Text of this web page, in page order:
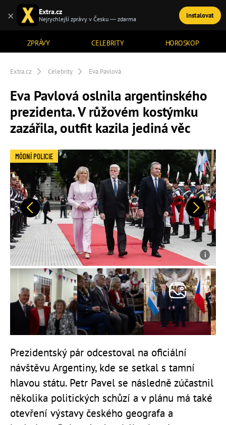
ZPRÁVY CELEBRITY HOROSKOP
TÉMATA
Extra.cz Celebrity Eva Pavlová
Eva Pavlová oslnila argentinského
prezidenta. V růžovém kostýmku
zazářila, outfit kazila jediná věc
Předchozí Další
MÓDNÍ POLICIE
Prezidentský pár odcestoval na oficiální
návštěvu Argentiny, kde se setkal s tamní
hlavou státu. Petr Pavel se následně zúčastnil
několika politických schůzí a v plánu má také
otevření výstavy českého geografa a
× Extra.cz
Nejrychlejší zprávy v Česku — zdarma Instalovat